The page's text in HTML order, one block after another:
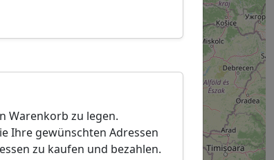
Warenkorb zu legen.
Ihre gewünschten Adressen
zu kaufen und bezahlen.